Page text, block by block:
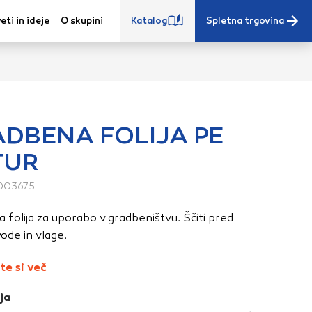
in ideje O skupini Katalog Spletna trgovina
FOLIJA PE
folija za uporabo v gradbeništvu. Ščiti pred
in vlage.
si več
vašega
nastavitve,
zagotovijo bolj
Klikajte
Več